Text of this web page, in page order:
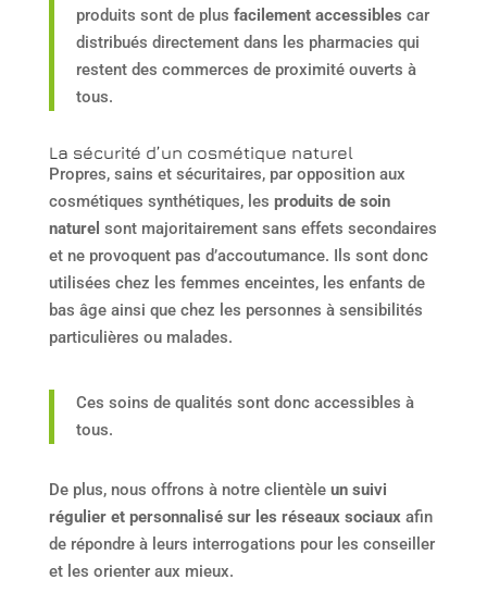
produits sont de plus facilement accessibles car
distribués directement dans les pharmacies qui
restent des commerces de proximité ouverts à
tous.
La sécurité d’un cosmétique naturel
Propres, sains et sécuritaires, par opposition aux
cosmétiques synthétiques, les produits de soin
naturel sont majoritairement sans effets secondaires
et ne provoquent pas d’accoutumance. Ils sont donc
utilisées chez les femmes enceintes, les enfants de
bas âge ainsi que chez les personnes à sensibilités
particulières ou malades.
Ces soins de qualités sont donc accessibles à
tous.
De plus, nous offrons à notre clientèle un suivi
régulier et personnalisé sur les réseaux sociauxafin
de répondre à leurs interrogations pour les conseiller
et les orienter aux mieux.